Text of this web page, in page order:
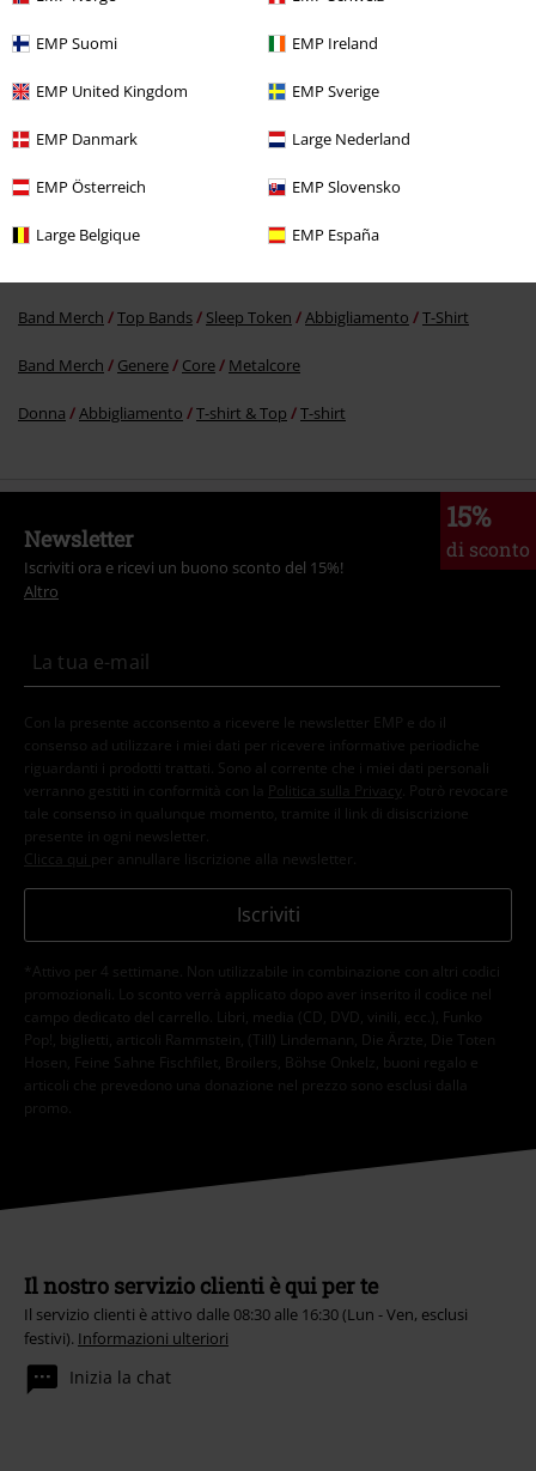
EMP Suomi EMP Ireland
EMP United Kingdom EMP Sverige
EMP Danmark Large Nederland
EMP Österreich EMP Slovensko
Large Belgique EMP España
Da16,99 €
Altre Categorie. Altre Scelte.
Novità
Band Merch Top Bands Sleep Token Abbigliamento T-Shirt
Band Merch Genere Core Metalcore
Donna Abbigliamento T-shirt & Top T-shirt
15%
di sconto
Newsletter
Iscriviti ora e ricevi un buono sconto del 15%!
Altro
Con la presente acconsento a ricevere le newsletter EMP e do il
consenso ad utilizzare i miei dati per ricevere informative periodiche
riguardanti i prodotti trattati. Sono al corrente che i miei dati personali
verranno gestiti in conformità con la
Politica sulla Privacy
. Potrò revocare
tale consenso in qualunque momento, tramite il link di disiscrizione
presente in ogni newsletter.
Clicca qui per annullare liscrizione alla newsletter.
Iscriviti
*Attivo per 4 settimane. Non utilizzabile in combinazione con altri codici
promozionali. Lo sconto verrà applicato dopo aver inserito il codice nel
campo dedicato del carrello. Libri, media (CD, DVD, vinili, ecc.), Funko
Pop!, biglietti, articoli Rammstein, (Till) Lindemann, Die Ärzte, Die Toten
Hosen, Feine Sahne Fischfilet, Broilers, Böhse Onkelz, buoni regalo e
articoli che prevedono una donazione nel prezzo sono esclusi dalla
promo.
Il nostro servizio clienti è qui per te
Il servizio clienti è attivo dalle 08:30 alle 16:30 (Lun - Ven, esclusi
festivi). Informazioni ulteriori
Inizia la chat